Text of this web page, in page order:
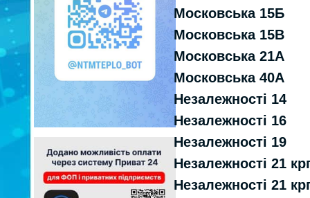
Московська 15Б
Московська 15В
Московська 21А
Московська 40А
Незалежності 14
Незалежності 16
Незалежності 19
Незалежності 21
Незалежності 21